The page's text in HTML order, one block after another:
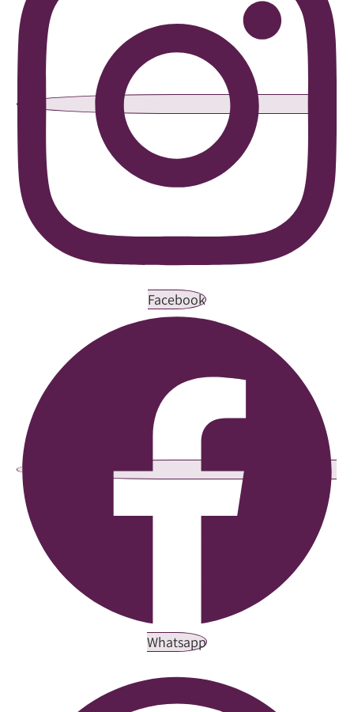
Facebook
Whatsapp